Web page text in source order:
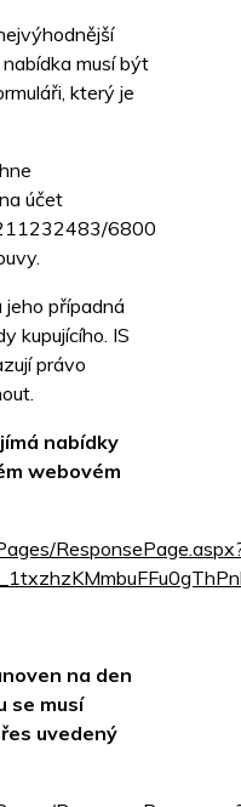
musí být
který je
účet
6800
případná
kupujícího. IS
právo
nabídky
webovém
na den
se musí
uvedený